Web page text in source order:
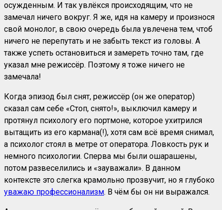
осужденным. И так увлёкся происходящим, что не
замечал ничего вокруг. Я же, идя на камеру и произнося
свой монолог, в свою очередь была увлечена тем, чтоб
ничего не перепутать и не забыть текст из головы. А
также успеть остановиться и замереть точно там, где
указал мне режиссёр. Поэтому я тоже ничего не
замечала!
Когда эпизод был снят, режиссёр (он же оператор)
сказал сам себе «Стоп, снято!», выключил камеру и
протянул психологу его портмоне, которое ухитрился
вытащить из его кармана(!), хотя сам всё время снимал,
а психолог стоял в метре от оператора. Ловкость рук и
немного психологии. Сперва мы были ошарашены,
потом развеселились и «зауважали». В данном
контексте это слегка крамольно прозвучит, но я глубоко
уважаю профессионализм. В чём бы он ни выражался.